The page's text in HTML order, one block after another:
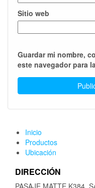
Sitio web
Guardar mi nombre,
este navegador para
Inicio
Productos
Ubicación
DIRECCIÓN
PASAJE MATTE K384,